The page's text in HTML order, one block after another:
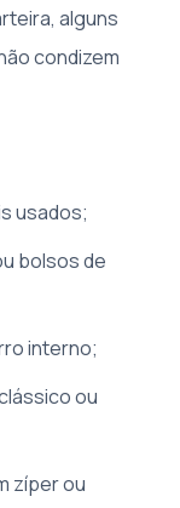
alguns
condizem
usados;
bolsos de
interno;
ou
zíper ou